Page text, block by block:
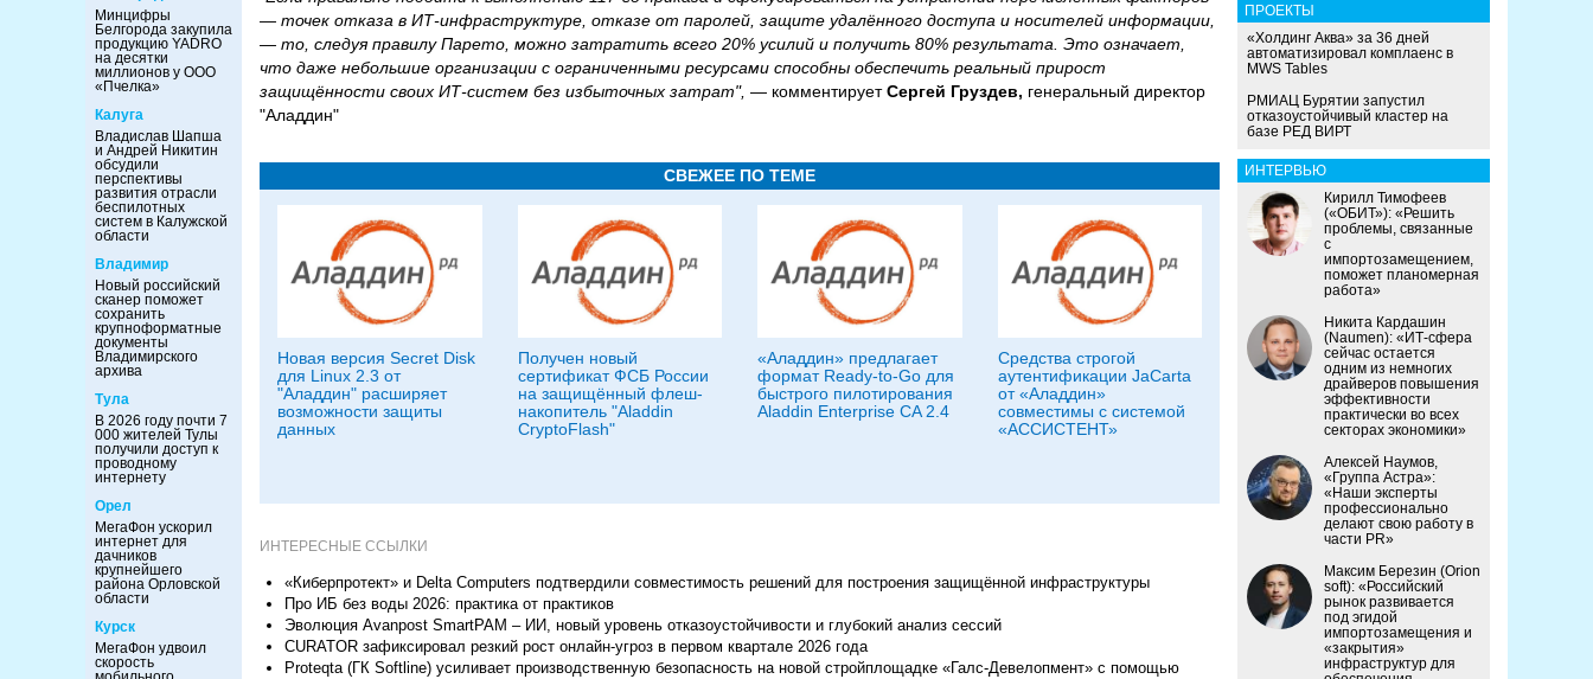
Минцифры
Белгорода закупила
продукцию YADRO
на десятки
миллионов у ООО
«Пчелка»
Калуга
Владислав Шапша
и Андрей Никитин
обсудили
перспективы
развития отрасли
беспилотных
систем в Калужской
области
Владимир
Новый российский
сканер поможет
сохранить
крупноформатные
документы
Владимирского
архива
Тула
В 2026 году почти 7
000 жителей Тулы
получили доступ к
проводному
интернету
Орел
МегаФон ускорил
интернет для
дачников
крупнейшего
района Орловской
области
Курск
МегаФон удвоил
скорость
— точек отказа в ИТ-инфраструктуре, отказе от паролей, защите удалённого доступа и носителей информации,
— то, следуя правилу Парето, можно затратить всего 20% усилий и получить 80% результата. Это означает,
что даже небольшие организации с ограниченными ресурсами способны обеспечить реальный прирост
защищённости своих ИТ-систем без избыточных затрат", — комментируетСергей Груздев, генеральный директор
"Аладдин"
СВЕЖЕЕ ПО ТЕМЕ
Новая версия Secret Disk
для Linux 2.3 от
"Аладдин" расширяет
возможности защиты
данных
Получен новый
сертификат ФСБ России
на защищённый флеш-
накопитель "Aladdin
CryptoFlash"
«Аладдин» предлагает
формат Ready-to-Go для
быстрого пилотирования
Aladdin Enterprise CA 2.4
Средства строгой
аутентификации JaCarta
от «Аладдин»
совместимы с системой
«АССИСТЕНТ»
ИНТЕРЕСНЫЕ ССЫЛКИ
«Киберпротект» и Delta Computers подтвердили совместимость решений для построения защищённой инфраструктуры
Про ИБ без воды 2026: практика от практиков
Эволюция Avanpost SmartPAM – ИИ, новый уровень отказоустойчивости и глубокий анализ сессий
CURATOR зафиксировал резкий рост онлайн-угроз в первом квартале 2026 года
Proteqta (ГК Softline) усиливает производственную безопасность на новой стройплощадке «Галс-Девелопмент» с помощью
ПРОЕКТЫ
«Холдинг Аква» за 36 дней
автоматизировал комплаенс в
MWS Tables
РМИАЦ Бурятии запустил
отказоустойчивый кластер на
базе РЕД ВИРТ
ИНТЕРВЬЮ
Кирилл Тимофеев
(«ОБИТ»): «Решить
проблемы, связанные
с
импортозамещением,
поможет планомерная
работа»
Никита Кардашин
(Naumen): «ИТ-сфера
сейчас остается
одним из немногих
драйверов повышения
эффективности
практически во всех
секторах экономики»
Алексей Наумов,
«Группа Астра»:
«Наши эксперты
профессионально
делают свою работу в
части PR»
Максим Березин (Orion
soft): «Российский
рынок развивается
под эгидой
импортозамещения и
«закрытия»
инфраструктур для